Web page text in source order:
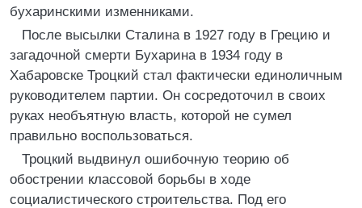
бухаринскими изменниками.
После высылки Сталина в 1927 году в Грецию и
загадочной смерти Бухарина в 1934 году в
Хабаровске Троцкий стал фактически единоличным
руководителем партии. Он сосредоточил в своих
руках необъятную власть, которой не сумел
правильно воспользоваться.
Троцкий выдвинул ошибочную теорию об
обострении классовой борьбы в ходе
социалистического строительства. Под его